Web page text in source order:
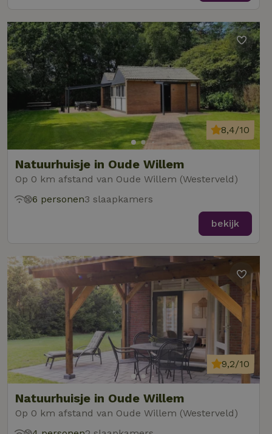
Natuurhuisje in Oude Willem
Op 0 km afstand van Oude Willem (Westerveld)
8,4/10
6 personen3 slaapkamers
bekijk
Natuurhuisje in Oude Willem
Op 0 km afstand van Oude Willem (Westerveld)
9,2/10